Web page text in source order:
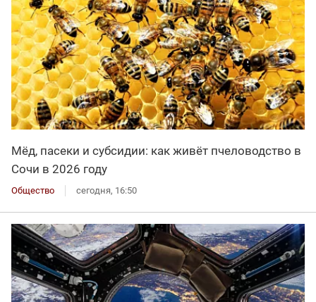
Мёд, пасеки и субсидии: как живёт пчеловодство в
Сочи в 2026 году
Общество сегодня, 16:50